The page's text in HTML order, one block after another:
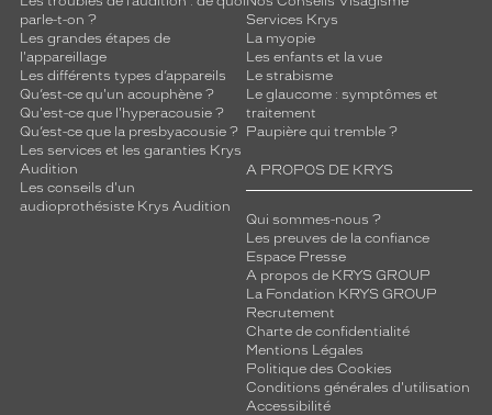
parle-t-on ?
Les grandes étapes de
l'appareillage
Les différents types d’appareils
Qu’est-ce qu'un acouphène ?
Qu'est-ce que l'hyperacousie ?
Qu’est-ce que la presbyacousie ?
Les services et les garanties Krys
Audition
Les conseils d'un
audioprothésiste Krys Audition
Services Krys
La myopie
Les enfants et la vue
Le strabisme
Le glaucome : symptômes et
traitement
Paupière qui tremble ?
A PROPOS DE KRYS
Qui sommes-nous ?
Les preuves de la confiance
Espace Presse
A propos de KRYS GROUP
La Fondation KRYS GROUP
Recrutement
Charte de confidentialité
Mentions Légales
Politique des Cookies
Conditions générales d'utilisation
Accessibilité